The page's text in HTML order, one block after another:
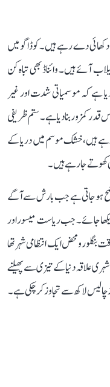
دے رہے ہیں۔ کوڈاگو میں
آئے ہیں۔ وائناڈ بھی تباہ کن
ہے کہ موسمیاتی شدت اور غیر
قدر کمزور بنا دیا ہے۔ ستم ظریفی
ہیں، خشک موسم میں دریا کے
کھوتے جا رہے ہیں۔
ہو جاتی ہے جب بارش سے آگے
جائے۔ جب ریاست میسور اور
کیا تھا، اس وقت بنگلورو محض ایک انتظامی شہر تھا
علاقہ دنیا کے تیزی سے پھیلنے
لاکھ سے تجاوز کر چکی ہے۔